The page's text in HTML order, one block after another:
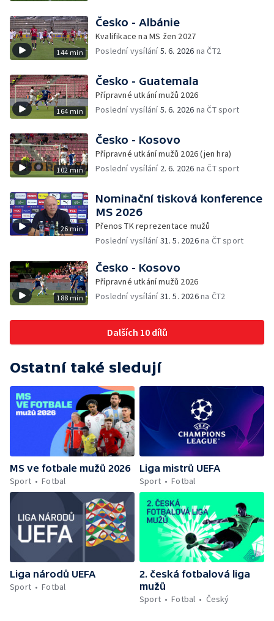
144 min
Česko - Albánie
Kvalifikace na MS žen 2027
Poslední vysílání5. 6. 2026 na ČT2
164 min
Česko - Guatemala
Přípravné utkání mužů 2026
Poslední vysílání5. 6. 2026 na ČT sport
102 min
Česko - Kosovo
Přípravné utkání mužů 2026 (jen hra)
Poslední vysílání 2. 6. 2026 na ČT sport
26 min
Nominační tisková konference
MS 2026
Přenos TK reprezentace mužů
Poslední vysílání31. 5. 2026na ČT sport
188 min
Česko - Kosovo
Přípravné utkání mužů 2026
Poslední vysílání31. 5. 2026na ČT2
Dalších 10 dílů
Ostatní také sledují
MS ve fotbale mužů 2026
Sport
Fotbal
Liga mistrů UEFA
Sport
Fotbal
Liga národů UEFA
Sport
Fotbal
2. česká fotbalová liga
mužů
Sport
Fotbal Český